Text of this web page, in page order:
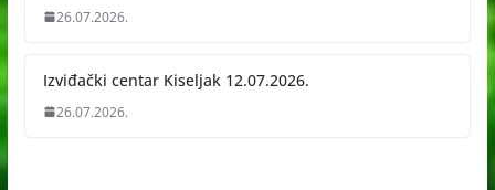
26.07.2026.
Izviđački centar Kiseljak 12.07.2026.
26.07.2026.